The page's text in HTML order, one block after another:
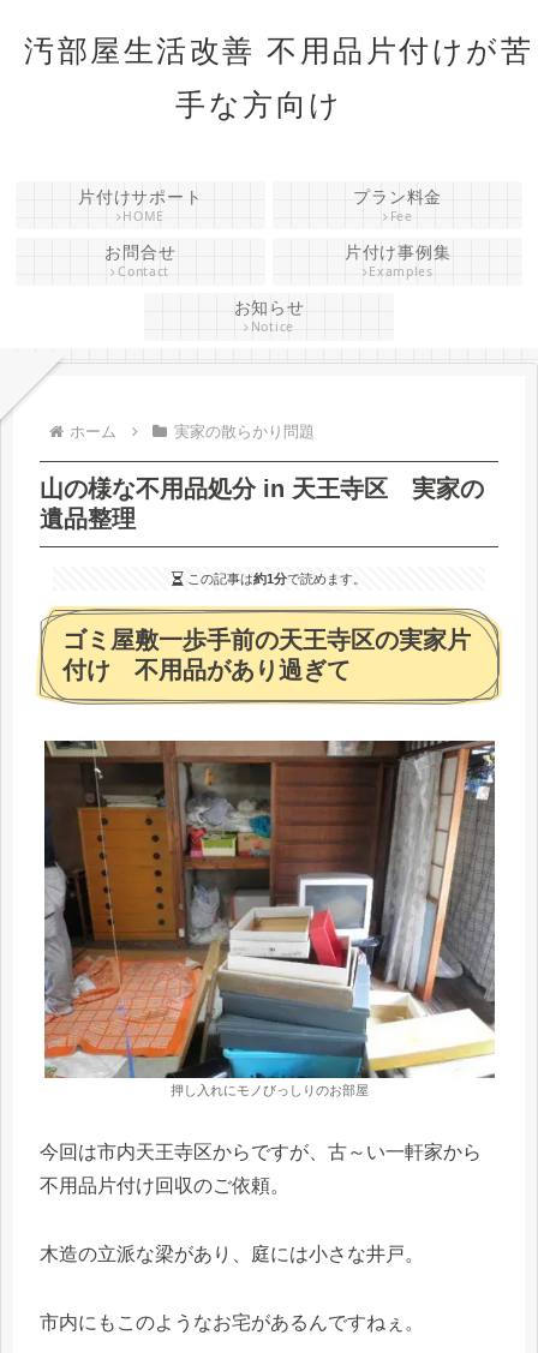
汚部屋生活改善 不用品片付けが苦
手な方向け
片付けサポート
HOME
プラン料金
Fee
お問合せ
Contact
片付け事例集
Examples
お知らせ
Notice
ホーム 実家の散らかり問題
山の様な不用品処分 in 天王寺区 実家の
遺品整理
この記事は約1分で読めます。
ゴミ屋敷一歩手前の天王寺区の実家片
付け 不用品があり過ぎて
押し入れにモノびっしりのお部屋
今回は市内天王寺区からですが、古～い一軒家から
不用品片付け回収のご依頼。
木造の立派な梁があり、庭には小さな井戸。
市内にもこのようなお宅があるんですねぇ。